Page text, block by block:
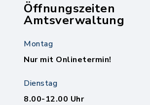
Öffnungszeiten
Amtsverwaltung
Montag
Nur mit Onlinetermin!
Dienstag
8.00-12.00 Uhr